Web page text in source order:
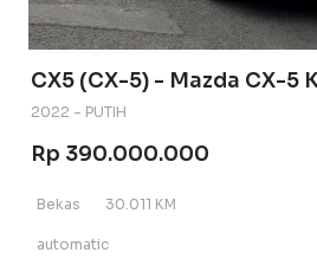
CX5 (CX-5) - Mazda CX-5
2022 - PUTIH
Rp 390.000.000
Bekas 30.011 KM
automatic